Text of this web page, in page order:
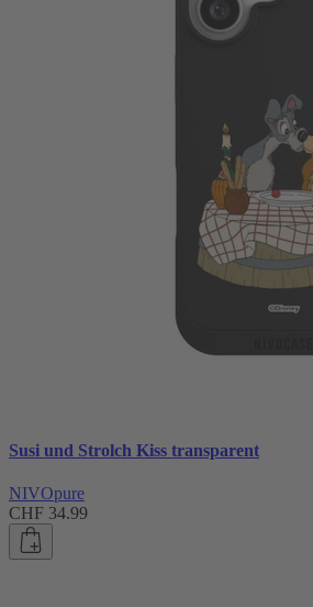
Susi und Strolch Kiss transparent
NIVOpure
CHF 34.99